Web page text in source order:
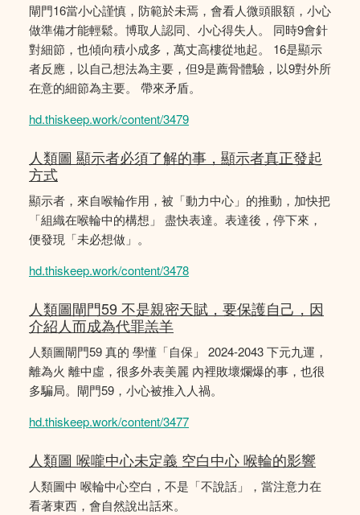
閘門16當小心謹慎，防範於未焉，會看人微頭眼額，小心
做準備才能輕鬆。博取人認同、小心得失人。 同時9會針
對細節，也傾向積小成多，萬丈高樓從地起。 16是顯示
者反應，以自己想法為主要，但9是薦骨體驗，以9對外所
在意的細節為主要。 帶來矛盾。
hd.thiskeep.work/content/3479
人類圖 顯示者必須了解的事，顯示者真正發起
方式
顯示者，來自喉輪作用，被「動力中心」的推動，加快把
「組織在喉輪中的構想」 盡快表達。表達後，停下來，
便發現「未必想做」。
hd.thiskeep.work/content/3478
人類圖閘門59 不是親密天賦，要保護自己，因
介紹人而成為代罪羔羊
人類圖閘門59 真的 學懂「自保」 2024-2043 下元九運，
離為火 離中虛，很多外表美麗 內裡敗壞爛爆的事，也很
多騙局。閘門59，小心被推入人禍。
hd.thiskeep.work/content/3477
人類圖 喉嚨中心未定義 空白中心 喉輪的影響
人類圖中 喉輪中心空白，不是「不說話」，當注意力在
看著東西，會自然說出話來。